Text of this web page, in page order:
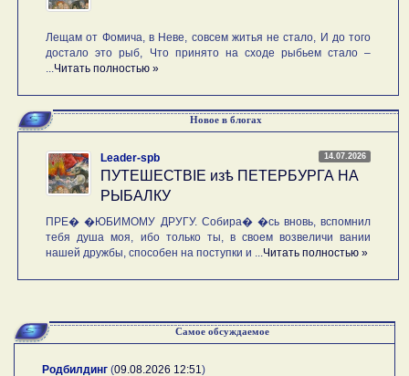
Лещам от Фомича, в Неве, совсем житья не стало, И до того
достало это рыб, Что принято на сходе рыбьем стало –
...Читать полностью »
Новое в блогах
14.07.2026
Leader-spb
ПУТЕШЕСТВIE изѣ ПЕТЕРБУРГА НА
РЫБАЛКУ
ПРЕ� �ЮБИМОМУ ДРУГУ. Собира� �сь вновь, вспомнил
тебя душа моя, ибо только ты, в своем возвеличи вании
нашей дружбы, способен на поступки и ...Читать полностью »
Самое обсуждаемое
Родбилдинг (09.08.2026 12:51)